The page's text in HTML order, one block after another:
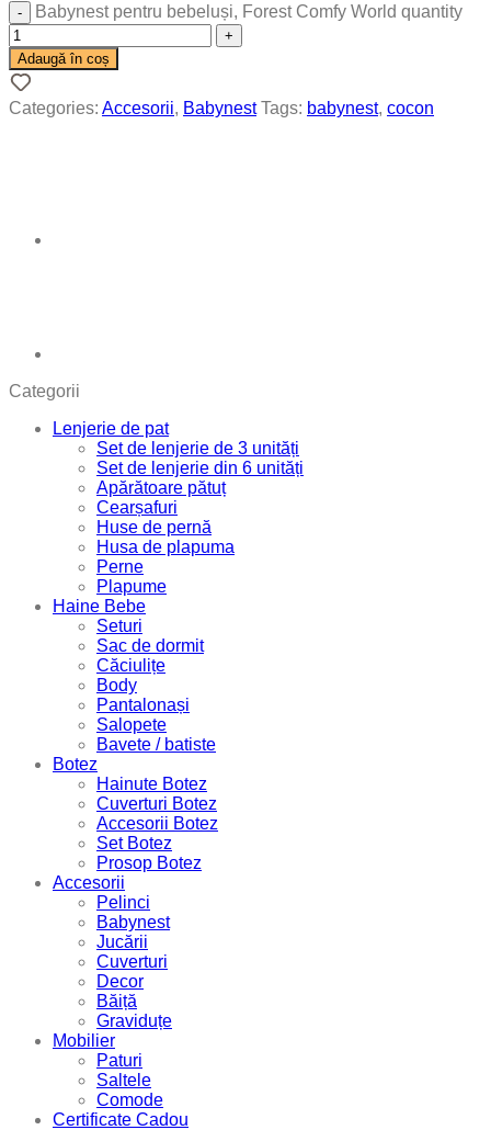
Babynest pentru bebeluși, Forest Comfy World quantity
Adaugă în coș
Categories: Accesorii, Babynest Tags: babynest, cocon
Categorii
Lenjerie de pat
Set de lenjerie de 3 unități
Set de lenjerie din 6 unități
Apărătoare pătuț
Cearșafuri
Huse de pernă
Husa de plapuma
Perne
Plapume
Haine Bebe
Seturi
Sac de dormit
Căciulițe
Body
Pantalonași
Salopete
Bavete / batiste
Botez
Hainute Botez
Cuverturi Botez
Accesorii Botez
Set Botez
Prosop Botez
Accesorii
Pelinci
Babynest
Jucării
Cuverturi
Decor
Băiță
Graviduțe
Mobilier
Paturi
Saltele
Comode
Certificate Cadou